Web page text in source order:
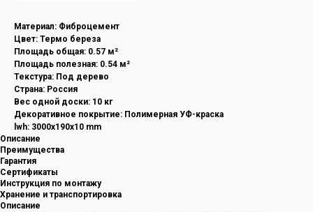
Материал: Фиброцемент
Цвет: Термо береза
Площадь общая: 0.57 м²
Площадь полезная: 0.54 м²
Текстура: Под дерево
Страна: Россия
Вес одной доски: 10 кг
Декоративное покрытие: Полимерная УФ-краска
lwh: 3000x190x10 mm
Описание
Преимущества
Гарантия
Сертификаты
Инструкция по монтажу
Хранение и транспортировка
Описание